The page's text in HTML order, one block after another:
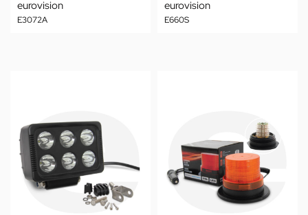
eurovision
E3072A
eurovision
E660S